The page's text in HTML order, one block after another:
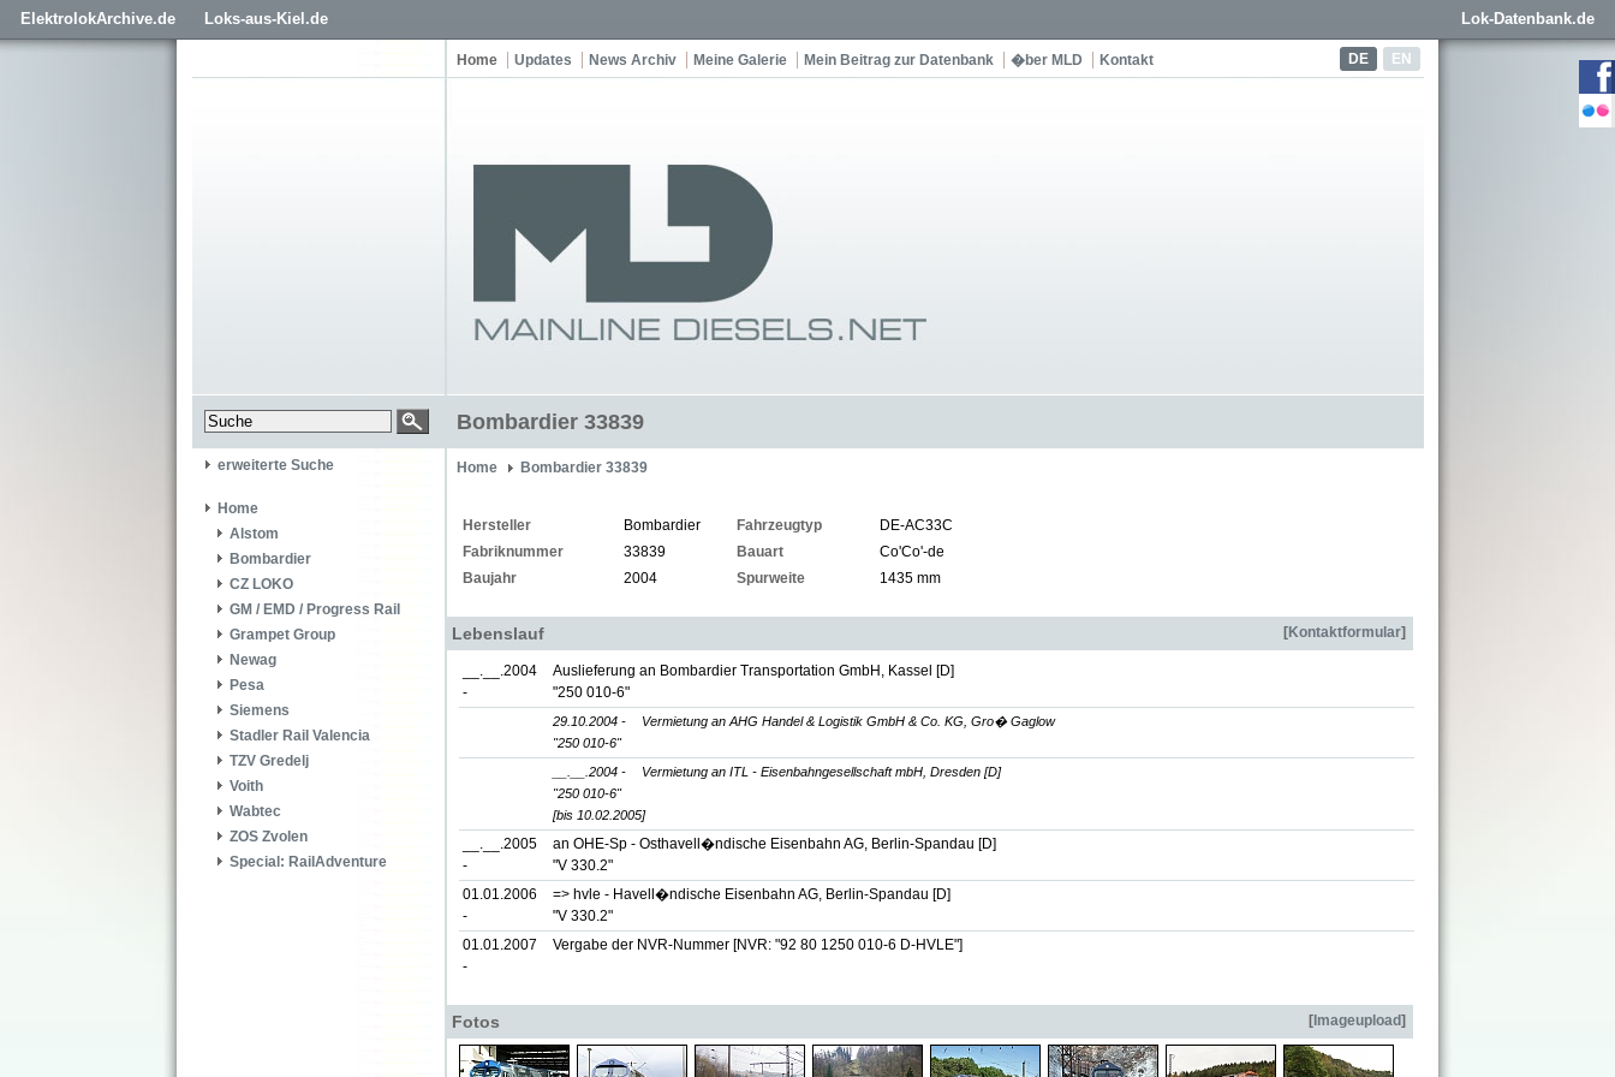
ElektrolokArchive.de Loks-aus-Kiel.de Lok-Datenbank.de
DE EN
Home Updates News Archiv Meine Galerie Mein Beitrag zur Datenbank �ber MLD Kontakt
Bombardier 33839
erweiterte Suche
Home
Alstom
Bombardier
CZ LOKO
GM / EMD / Progress Rail
Grampet Group
Newag
Pesa
Siemens
Stadler Rail Valencia
TZV Gredelj
Voith
Wabtec
ZOS Zvolen
Special: RailAdventure
Home Bombardier 33839
Hersteller Bombardier Fahrzeugtyp
DE-AC33C
Fabriknummer
33839 Bauart
Co'Co'-de
Baujahr
2004 Spurweite 1435 mm
Lebenslauf [Kontaktformular]
__.__.2004
-
Auslieferung an Bombardier Transportation GmbH, Kassel [D]
"250 010-6"
29.10.2004 -
Vermietung an AHG Handel & Logistik GmbH & Co. KG, Gro� Gaglow
"250 010-6"
__.__.2004 -
Vermietung an ITL - Eisenbahngesellschaft mbH, Dresden [D]
"250 010-6"
[bis 10.02.2005]
__.__.2005
-
an OHE-Sp - Osthavell�ndische Eisenbahn AG, Berlin-Spandau [D]
"V 330.2"
01.01.2006
-
=> hvle - Havell�ndische Eisenbahn AG, Berlin-Spandau [D]
"V 330.2"
01.01.2007
-
Vergabe der NVR-Nummer [NVR: "92 80 1250 010-6 D-HVLE"]
Fotos [ Imageupload]